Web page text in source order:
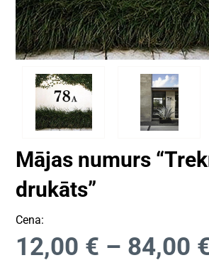
Mājas numurs
drukāts”
Cena:
12,00 € – 84,00